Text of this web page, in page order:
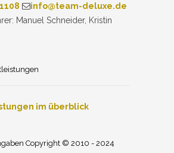
info@team-deluxe.de
Manuel Schneider, Kristin
im überblick
Copyright © 2010 - 2024